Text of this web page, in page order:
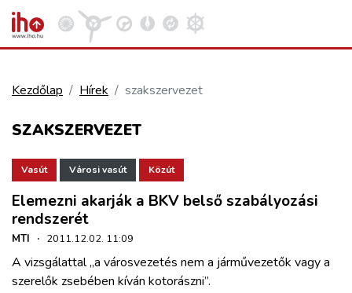
KÖZÚT
REPÜLÉS
KÖZLEKEDÉSFEJLESZTÉS
Kezdőlap Hírek szakszervezet
SZAKSZERVEZET
Vasút Városi vasút Közút
Elemezni akarják a BKV belső szabályozási
rendszerét
MTI · 2011.12.02. 11:09
A vizsgálattal „a városvezetés nem a járművezetők vagy a
szerelők zsebében kíván kotorászni”.